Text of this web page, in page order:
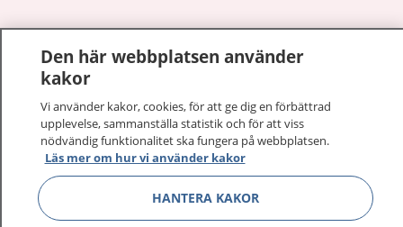
1177 på flera språk
Om 1177
Kontakt Visa
Den här webbplatsen använder
kakor
Vi använder kakor, cookies, för att ge dig en förbättrad
upplevelse, sammanställa statistik och för att viss
nödvändig funktionalitet ska fungera på webbplatsen.
Läs mer om hur vi använder kakor
HANTERA KAKOR